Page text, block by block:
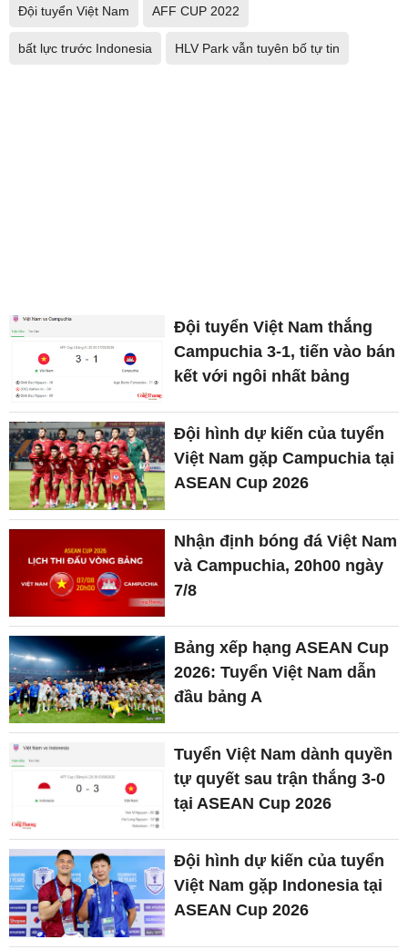
Đội tuyển Việt Nam AFF CUP 2022
bất lực trước Indonesia HLV Park vẫn tuyên bố tự tin
Đội tuyển Việt Nam thắng
Campuchia 3-1, tiến vào bán
kết với ngôi nhất bảng
Đội hình dự kiến của tuyển
Việt Nam gặp Campuchia tại
ASEAN Cup 2026
Nhận định bóng đá Việt Nam
và Campuchia, 20h00 ngày
7/8
Bảng xếp hạng ASEAN Cup
2026: Tuyển Việt Nam dẫn
đầu bảng A
Tuyển Việt Nam dành quyền
tự quyết sau trận thắng 3-0
tại ASEAN Cup 2026
Đội hình dự kiến của tuyển
Việt Nam gặp Indonesia tại
ASEAN Cup 2026